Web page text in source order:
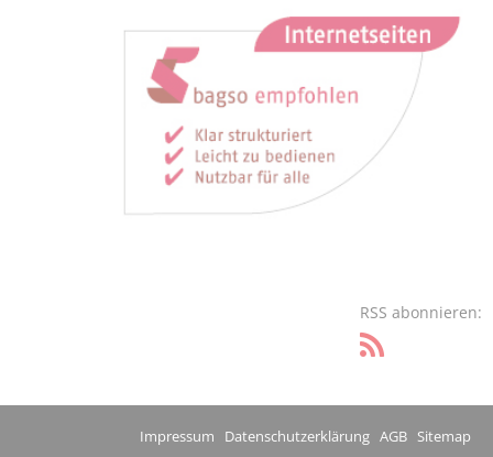
RSS abonnieren:
Impressum Datenschutzerklärung AGB Sitemap